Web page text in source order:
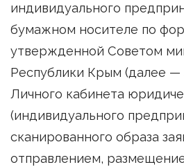
индивидуального
бумажном носителе по
утвержденной Советом
Республики Крым (далее —
Личного кабинета
(индивидуального
сканированного образа
отправлением,